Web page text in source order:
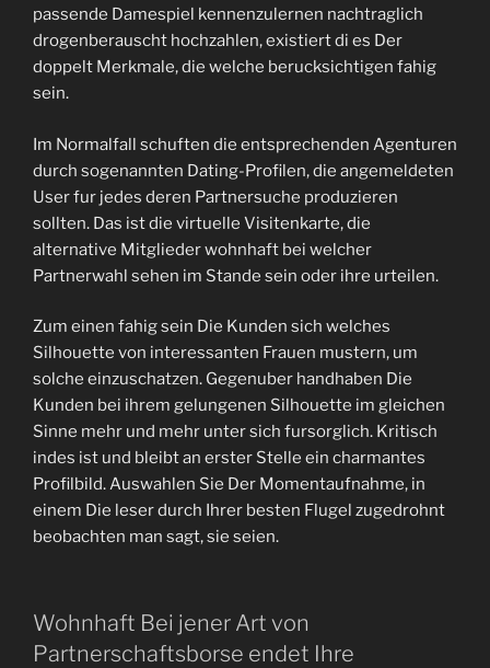
passende Damespiel kennenzulernen nachtraglich
drogenberauscht hochzahlen, existiert di es Der
doppelt Merkmale, die welche berucksichtigen fahig
sein.
Im Normalfall schuften die entsprechenden Agenturen
durch sogenannten Dating-Profilen, die angemeldeten
User fur jedes deren Partnersuche produzieren
sollten. Das ist die virtuelle Visitenkarte, die
alternative Mitglieder wohnhaft bei welcher
Partnerwahl sehen im Stande sein oder ihre urteilen.
Zum einen fahig sein Die Kunden sich welches
Silhouette von interessanten Frauen mustern, um
solche einzuschatzen. Gegenuber handhaben Die
Kunden bei ihrem gelungenen Silhouette im gleichen
Sinne mehr und mehr unter sich fursorglich. Kritisch
indes ist und bleibt an erster Stelle ein charmantes
Profilbild. Auswahlen Sie Der Momentaufnahme, in
einem Die leser durch Ihrer besten Flugel zugedrohnt
beobachten man sagt, sie seien.
Wohnhaft Bei jener Art von
Partnerschaftsborse endet Ihre